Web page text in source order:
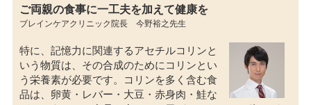
ご両親の食事に一工夫を加えて健康を
ブレインケアクリニック院長 今野裕之先生
特に、記憶力に関連するアセチルコリンと
いう物質は、その合成のためにコリンとい
う栄養素が必要です。コリンを多く含む食
品は、卵黄・レバー・大豆・赤身肉・鮭な